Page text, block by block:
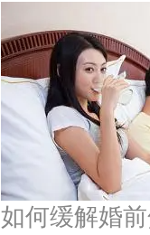
如何缓解婚